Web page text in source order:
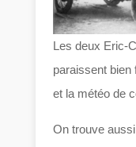
Les deux Eric-
paraissent bien
et la météo de
On trouve